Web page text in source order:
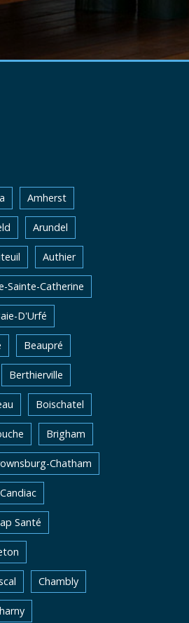
Amherst
Arundel
Authier
Sainte-Catherine
D'Urfé
Beaupré
Berthierville
Boischatel
Brigham
Chatham
Candiac
Santé
Chambly